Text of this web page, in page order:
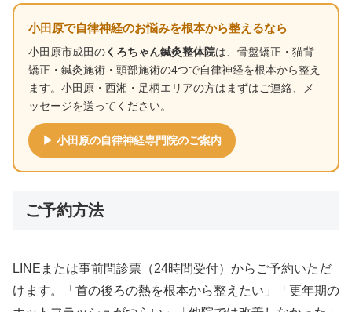
小田原で自律神経のお悩みを根本から整えるなら
小田原市成田のくろちゃん鍼灸整体院は、骨盤矯正・猫背
矯正・鍼灸施術・頭部施術の4つで自律神経を根本から整え
ます。小田原・西湘・足柄エリアの方はまずはご連絡、メ
ッセージを送ってください。
▶ 小田原の自律神経専門院のご案内
ご予約方法
LINEまたは事前問診票（24時間受付）からご予約いただ
けます。「首の後ろの熱を根本から整えたい」「更年期の